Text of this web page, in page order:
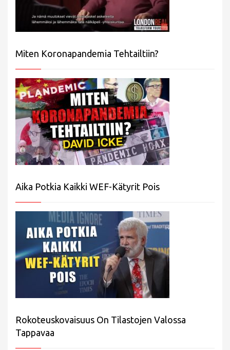
Miten Koronapandemia Tehtailtiin?
Aika Potkia Kaikki WEF-Kätyrit Pois
Rokoteuskovaisuus On Tilastojen Valossa
Tappavaa